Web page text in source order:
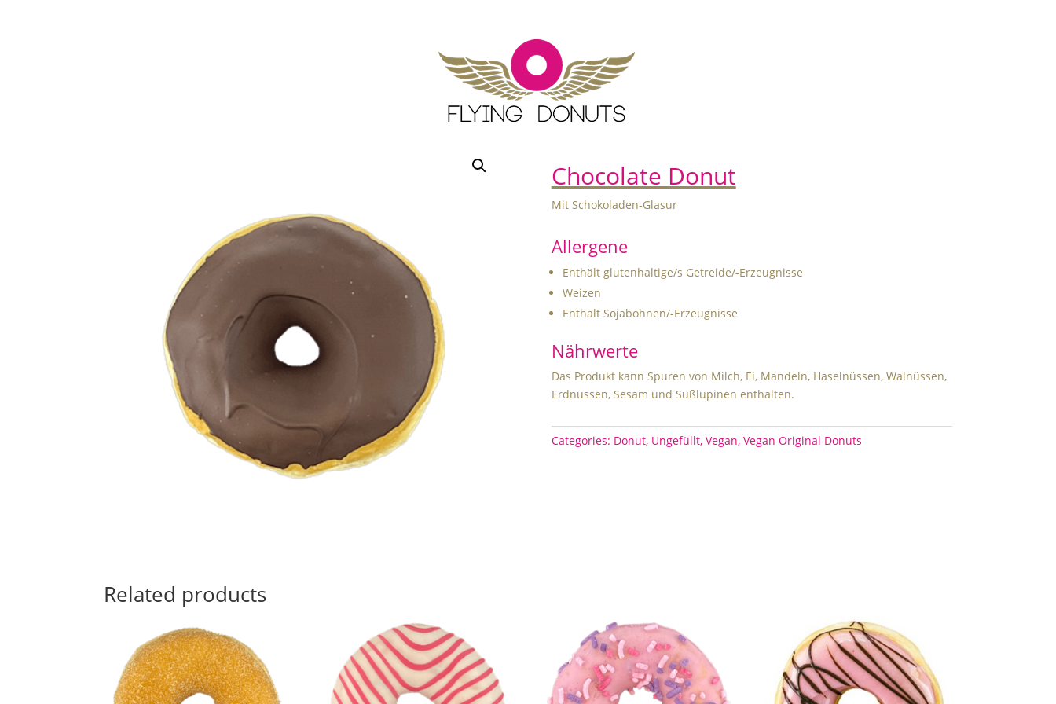
Chocolate Donut
Mit Schokoladen-Glasur
Allergene
Enthält glutenhaltige/s Getreide/-Erzeugnisse
Weizen
Enthält Sojabohnen/-Erzeugnisse
Nährwerte
Das Produkt kann Spuren von Milch, Ei, Mandeln, Haselnüssen, Walnüssen,
Erdnüssen, Sesam und Süßlupinen enthalten.
Categories: Donut, Ungefüllt, Vegan, Vegan Original Donuts
Related products